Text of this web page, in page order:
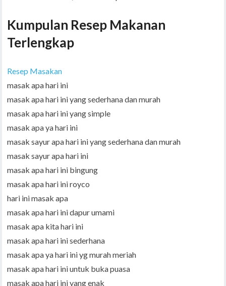
Kumpulan Resep Makanan
Terlengkap
Resep Masakan
masak apa hari ini
masak apa hari ini yang sederhana dan murah
masak apa hari ini yang simple
masak apa ya hari ini
masak sayur apa hari ini yang sederhana dan murah
masak sayur apa hari ini
masak apa hari ini bingung
masak apa hari ini royco
hari ini masak apa
masak apa hari ini dapur umami
masak apa kita hari ini
masak apa hari ini sederhana
masak apa ya hari ini yg murah meriah
masak apa hari ini untuk buka puasa
masak apa hari ini yang enak